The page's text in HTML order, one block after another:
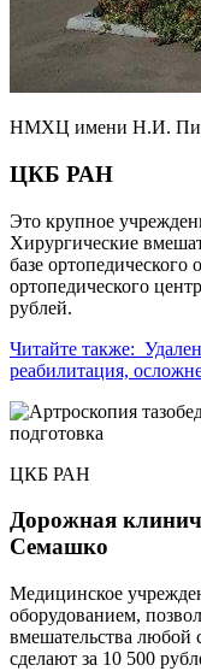
НМХЦ имени Н.И.
ЦКБ РАН
Это крупное
Хирургические
базе ортопедического
ортопедического
рублей.
Читайте также:
реабилитация,
ЦКБ РАН
Дорожная
Семашко
Медицинское
оборудованием,
вмешательства
сделают за 10 500